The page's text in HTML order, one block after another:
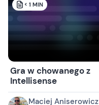
< 1 MIN
Gra w chowanego z
Intellisense
Maciej Aniserowicz